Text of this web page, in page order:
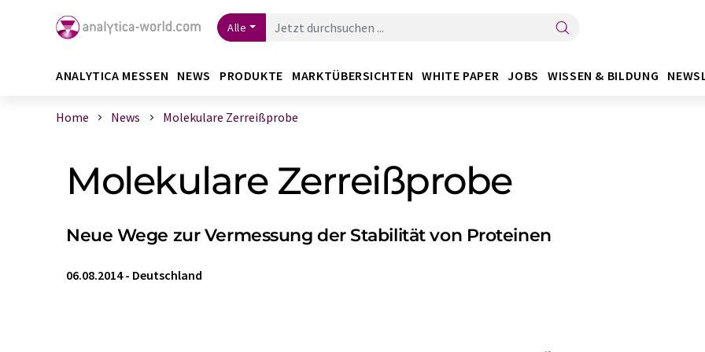
Alle
ANALYTICA MESSEN NEWS PRODUKTE MARKTÜBERSICHTEN WHITE PAPER JOBS WISSEN & BILDUNG
Home News Molekulare Zerreißprobe
Molekulare Zerreißprobe
Neue Wege zur Vermessung der Stabilität von Proteinen
06.08.2014- Deutschland